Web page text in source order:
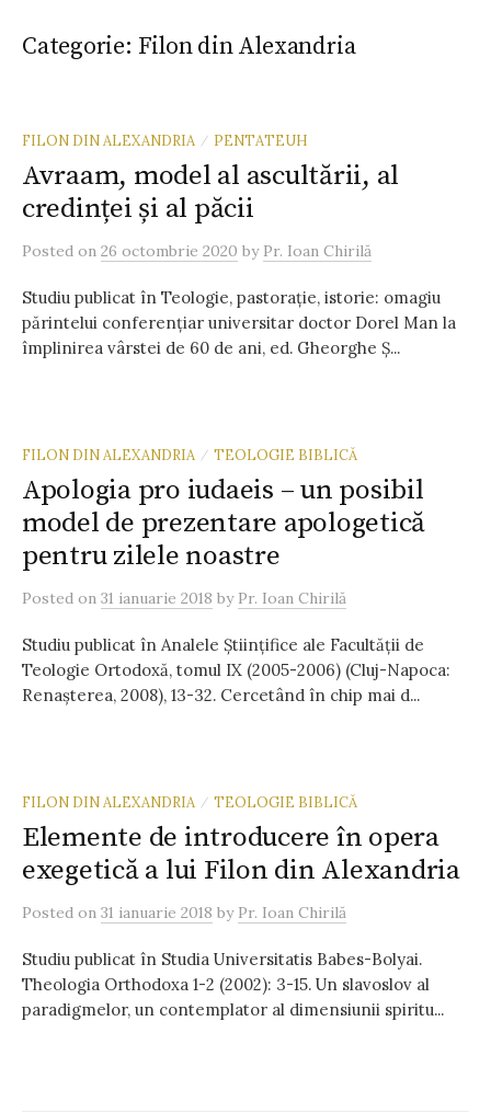
Categorie: Filon din Alexandria
FILON DIN ALEXANDRIA / PENTATEUH
Avraam, model al ascultării, al
credinței și al păcii
Posted on 26 octombrie 2020 by Pr. Ioan Chirilă
Studiu publicat în Teologie, pastoraţie, istorie: omagiu
părintelui conferenţiar universitar doctor Dorel Man la
împlinirea vârstei de 60 de ani, ed. Gheorghe Ș...
FILON DIN ALEXANDRIA / TEOLOGIE BIBLICĂ
Apologia pro iudaeis – un posibil
model de prezentare apologetică
pentru zilele noastre
Posted on 31 ianuarie 2018 by Pr. Ioan Chirilă
Studiu publicat în Analele Științifice ale Facultății de
Teologie Ortodoxă, tomul IX (2005-2006) (Cluj-Napoca:
Renașterea, 2008), 13-32. Cercetând în chip mai d...
FILON DIN ALEXANDRIA / TEOLOGIE BIBLICĂ
Elemente de introducere în opera
exegetică a lui Filon din Alexandria
Posted on 31 ianuarie 2018 by Pr. Ioan Chirilă
Studiu publicat în Studia Universitatis Babes-Bolyai.
Theologia Orthodoxa 1-2 (2002): 3-15. Un slavoslov al
paradigmelor, un contemplator al dimensiunii spiritu...